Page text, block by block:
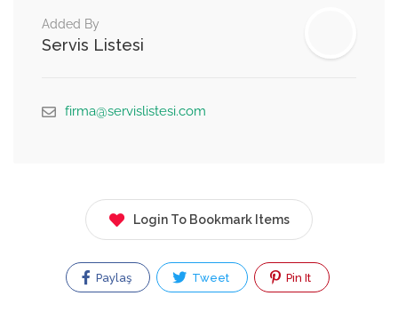
Added By
Servis Listesi
firma@servislistesi.com
Login To Bookmark Items
Paylaş Tweet Pin It